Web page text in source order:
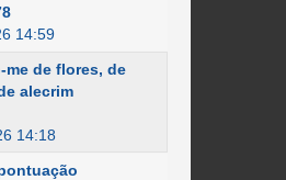
14:59
me de flores, de
alecrim
14:18